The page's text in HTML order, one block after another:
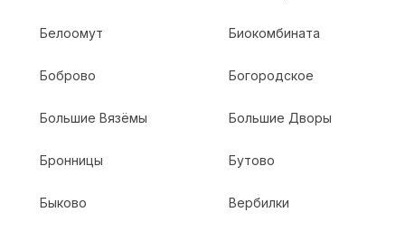
Белоомут Биокомбината
Боброво Богородское
Большие Вязёмы Большие Дворы
Бронницы Бутово
Быково Вербилки